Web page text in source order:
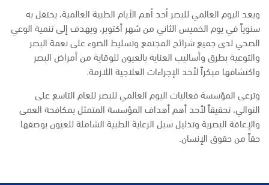
ويعد اليوم العالمي للبصر أحد أهم الأيام الطبية العالمية، يحتفل به
سنوياً في يوم الخميس الثاني من شهر أكتوبر، ويهدف إلى تنمية الوعي
الصحي لدى جميع شرائح المجتمع وتسليط الضوء على نعمة البصر
والتوعية بطرق وأساليب العناية بالعيون للوقاية من أمراض البصر
واكتشافها مبكراً لأخذ الإجراءات العلاجية اللازمة.
وترعى المؤسسة فعاليات اليوم العالمي للبصر للعام التاسع على
التوالي، تحقيقاً لأحد أهم أهداف المؤسسة المتمثل بمكافحة العمى
والإعاقة البصرية وتذليل سبل الرعاية الطبية الشاملة للعيون بوصفها
حقاً من حقوق الإنسان.